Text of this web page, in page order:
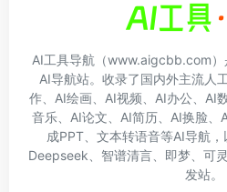
AI工具导航（www.aigcbb.com）
AI导航站。收录了国内外主流人
作、AI绘画、AI视频、AI办公、AI
音乐、AI论文、AI简历、AI换脸、
成PPT、文本转语音等AI导航，
Deepseek、智谱清言、即梦、可
发站。